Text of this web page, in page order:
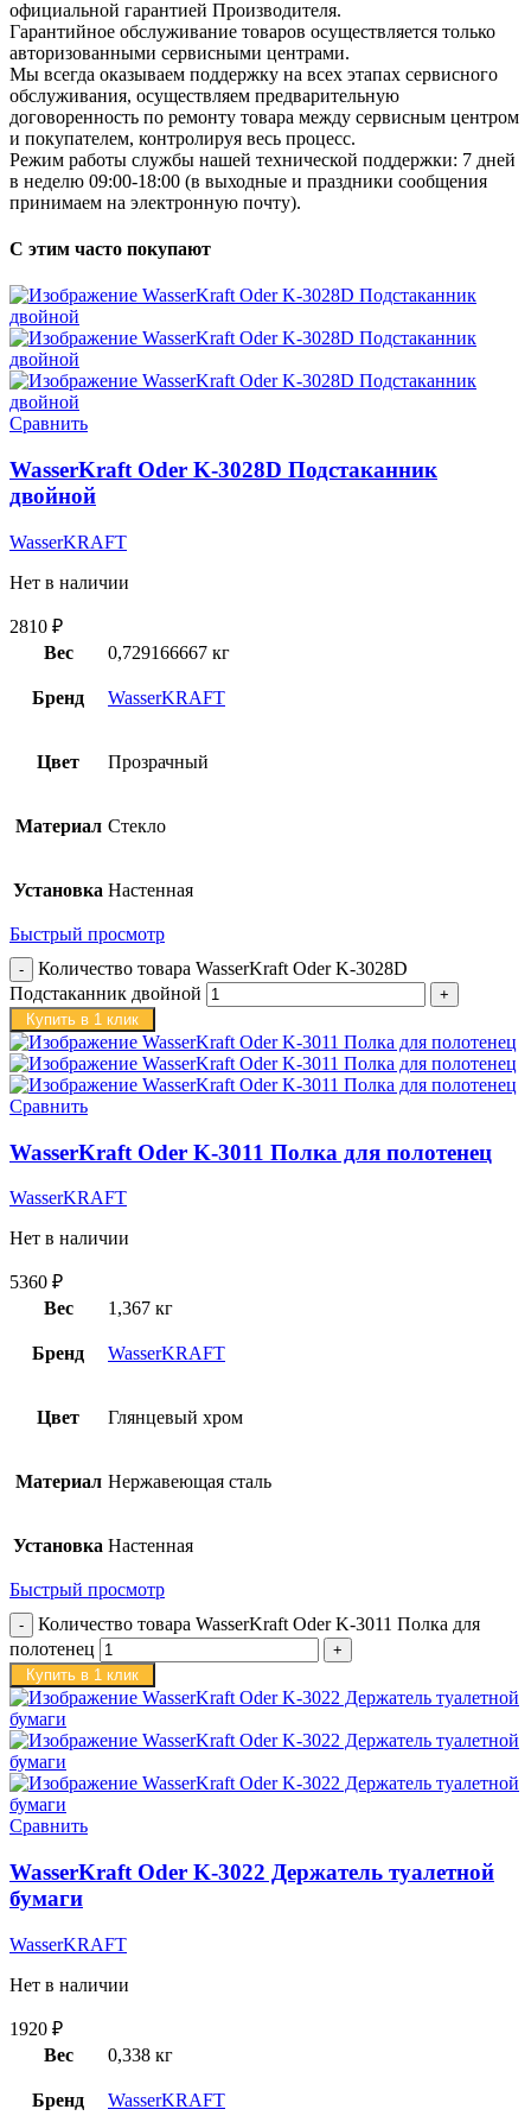
официальной гарантией Производителя.
Гарантийное обслуживание товаров осуществляется только
авторизованными сервисными центрами.
Мы всегда оказываем поддержку на всех этапах сервисного
обслуживания, осуществляем предварительную
договоренность по ремонту товара между сервисным центром
и покупателем, контролируя весь процесс.
Режим работы службы нашей технической поддержки: 7 дней
в неделю 09:00-18:00 (в выходные и праздники сообщения
принимаем на электронную почту).
С этим часто покупают
Сравнить
WasserKraft Oder K-3028D Подстаканник
двойной
WasserKRAFT
Нет в наличии
2810 ₽
Вес
0,729166667 кг
Бренд WasserKRAFT
Цвет Прозрачный
Материал Стекло
Установка Настенная
Быстрый просмотр
Количество товара WasserKraft Oder K-3028D
Подстаканник двойной
Купить в 1 клик
Сравнить
WasserKraft Oder K-3011 Полка для полотенец
WasserKRAFT
Нет в наличии
5360 ₽
Вес
1,367 кг
Бренд WasserKRAFT
Цвет Глянцевый хром
Материал Нержавеющая сталь
Установка Настенная
Быстрый просмотр
Количество товара WasserKraft Oder K-3011 Полка для
полотенец
Купить в 1 клик
Сравнить
WasserKraft Oder K-3022 Держатель туалетной
бумаги
WasserKRAFT
Нет в наличии
1920 ₽
Вес
0,338 кг
Бренд WasserKRAFT